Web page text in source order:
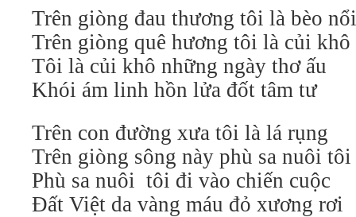
Trên giòng đau thương tôi là bèo nổi
Trên giòng quê hương tôi là củi khô
Tôi là củi khô những ngày thơ ấu
Khói ám linh hồn lửa đốt tâm tư
Trên con đường xưa tôi là lá rụng
Trên giòng sông này phù sa nuôi tôi
Phù sa nuôi tôi đi vào chiến cuộc
Đất Việt da vàng máu đỏ xương rơi